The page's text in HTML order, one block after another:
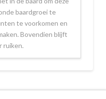
baardgroei te
te voorkomen en
Bovendien blijft
ruiken.